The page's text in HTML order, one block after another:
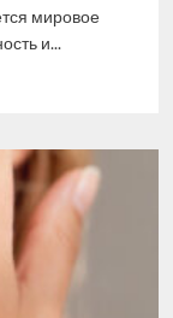
мировое
и...